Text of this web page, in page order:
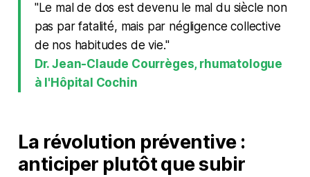
"Le mal de dos est devenu le mal du siècle non
pas par fatalité, mais par négligence collective
de nos habitudes de vie."
Dr. Jean-Claude Courrèges, rhumatologue
à l'Hôpital Cochin
La révolution préventive :
anticiper plutôt que subir